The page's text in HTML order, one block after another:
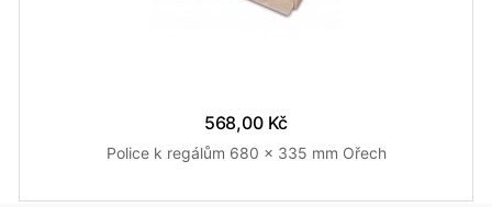
568,00 Kč
Police k regálům 680 x 335 mm Ořech